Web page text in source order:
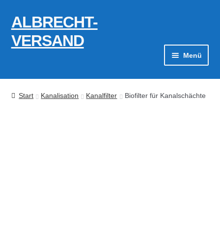
Zur
Navigation
springen
Zum
Inhalt
springen
ALBRECHT-
VERSAND
Menü
Zahlungsarten
Start Kanalisation Kanalfilter Biofilter für Kanalschächte